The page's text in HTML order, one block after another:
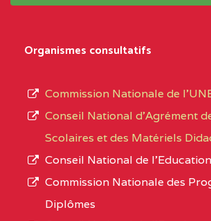
NORD
MERI
EXTREME-
NORD
CETIC DE
0CN1TEFD101094115
EXTREME-
type
Organismes consultatifs
Commission Nationale de
Conseil National d’Agrément
Scolaires et des Matériels
Conseil National de l’Education
Commission Nationale des
Diplômes